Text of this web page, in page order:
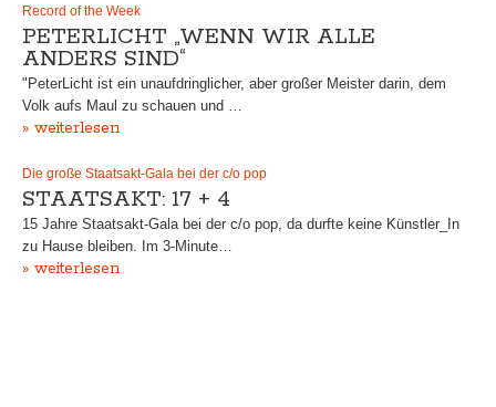
Record of the Week
PETERLICHT „WENN WIR ALLE
ANDERS SIND“
"PeterLicht ist ein unaufdringlicher, aber großer Meister darin, dem
Volk aufs Maul zu schauen und …
» weiterlesen
Die große Staatsakt-Gala bei der c/o pop
STAATSAKT: 17 + 4
15 Jahre Staatsakt-Gala bei der c/o pop, da durfte keine Künstler_In
zu Hause bleiben. Im 3-Minute…
» weiterlesen